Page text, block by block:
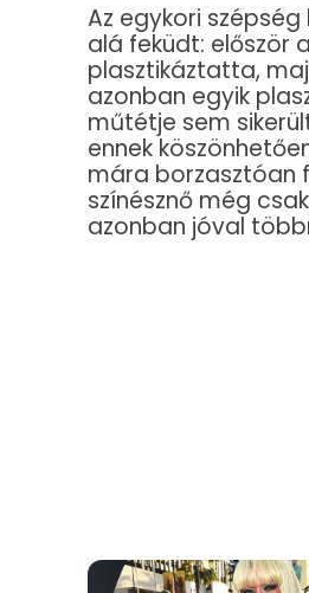
Az egykori szépség
alá feküdt: először
plasztikáztatta,
azonban egyik
műtétje sem
ennek
mára borzasztóan
színésznő még
azonban jóval